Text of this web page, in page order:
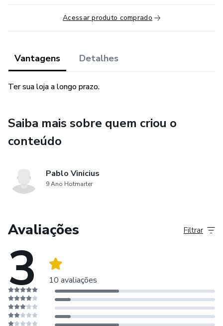
Acessar produto comprado
Vantagens Detalhes
Ter sua loja a longo prazo.
Saiba mais sobre quem criou o
conteúdo
Pablo Vinicius
9 Ano Hotmarter
Avaliações
3 10 avaliações
Filtrar